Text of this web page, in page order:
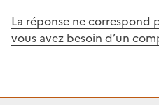
La réponse ne correspond
vous avez besoin d’un